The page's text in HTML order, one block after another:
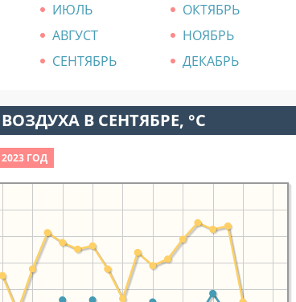
ИЮЛЬ
ОКТЯБРЬ
АВГУСТ
НОЯБРЬ
СЕНТЯБРЬ ДЕКАБРЬ
В СЕНТЯБРЕ, °C
2023 ГОД